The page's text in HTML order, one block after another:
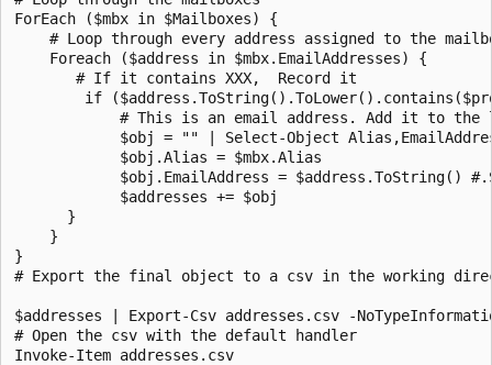
ForEach ($mbx in $Mailboxes) {
# Loop through every address assigned to the
    Foreach ($address in $mbx.EmailAddresses) {
       # If it contains XXX,  Record it
if
# This is an email address. Add it to the
$obj = "" | Select-Object
            $obj.Alias = $mbx.Alias
$obj.EmailAddress = $address.ToString()
            $addresses += $obj
      }
    }
}
# Export the final object to a csv in the working
$addresses | Export-Csv addresses.csv -
# Open the csv with the default handler
Invoke-Item addresses.csv